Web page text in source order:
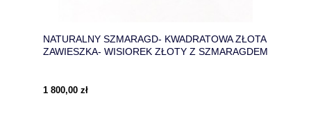
NATURALNY SZMARAGD- KWADRATOWA ZŁOTA
ZAWIESZKA- WISIOREK ZŁOTY Z SZMARAGDEM
1 800,00 zł